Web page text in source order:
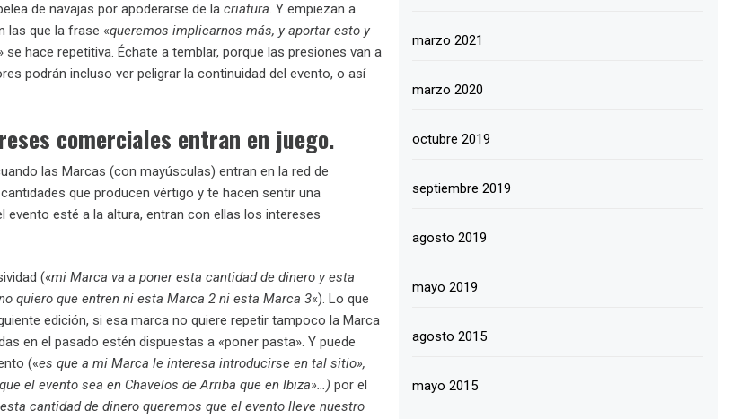
de navajas por apoderarse de la criatura. Y empiezan a
las que la frase «queremos implicarnos más, y aportar esto y
se hace repetitiva. Échate a temblar, porque las presiones van a
podrán incluso ver peligrar la continuidad del evento, o así
comerciales entran en juego.
las Marcas (con mayúsculas) entran en la red de
que producen vértigo y te hacen sentir una
evento esté a la altura, entran con ellas los intereses
(«mi Marca va a poner esta cantidad de dinero y esta
quiero que entren ni esta Marca 2 ni esta Marca 3«). Lo que
edición, si esa marca no quiere repetir tampoco la Marca
en el pasado estén dispuestas a «poner pasta». Y puede
(«es que a mi Marca le interesa introducirse en tal sitio»,
el evento sea en Chavelos de Arriba que en Ibiza»…) por el
cantidad de dinero queremos que el evento lleve nuestro
marzo 2021
marzo 2020
octubre 2019
septiembre 2019
agosto 2019
mayo 2019
agosto 2015
mayo 2015